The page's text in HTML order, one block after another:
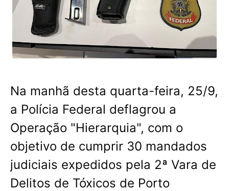
Na manhã desta quarta-feira, 25/9,
a Polícia Federal deflagrou a
Operação "Hierarquia", com o
objetivo de cumprir 30 mandados
judiciais expedidos pela 2ª Vara de
Delitos de Tóxicos de Porto